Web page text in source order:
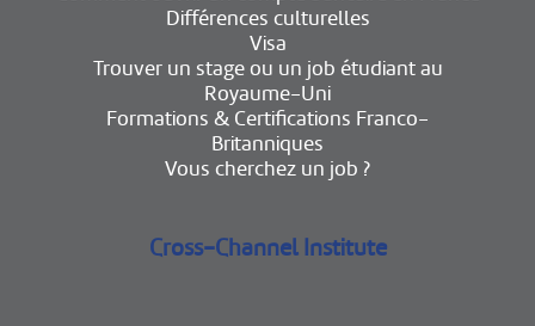
Différences culturelles
Visa
Trouver un stage ou un job étudiant au
Royaume-Uni
Formations & Certifications Franco-
Britanniques
Vous cherchez un job ?
Cross-Channel Institute